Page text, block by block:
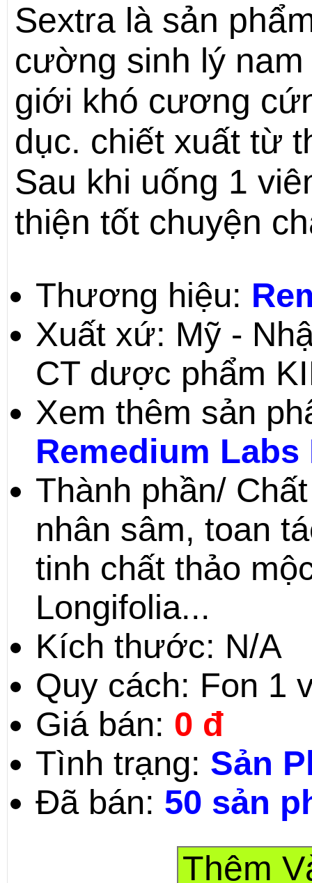
Sextra là sản
cường sinh lý
giới khó cương
dục. chiết xuất từ
Sau khi uống 1
thiện tốt chuyện
Thương hiệu:
Xuất xứ: Mỹ -
CT dược phẩm
Xem thêm sản
Remedium Labs
Thành phần/
nhân sâm, toan
tinh chất thảo
Longifolia...
Kích thước: N/A
Quy cách: Fon 1
Giá bán: 0 đ
Tình trạng: Sản
Đã bán: 50 sản